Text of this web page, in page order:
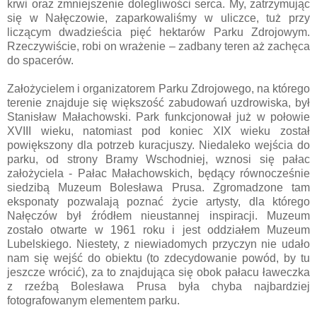
krwi oraz zmniejszenie dolegliwości serca. My, zatrzymując
się w Nałęczowie, zaparkowaliśmy w uliczce, tuż przy
liczącym dwadzieścia pięć hektarów Parku Zdrojowym.
Rzeczywiście, robi on wrażenie – zadbany teren aż zachęca
do spacerów.
Założycielem i organizatorem Parku Zdrojowego, na którego
terenie znajduje się większość zabudowań uzdrowiska, był
Stanisław Małachowski. Park funkcjonował już w połowie
XVIII wieku, natomiast pod koniec XIX wieku został
powiększony dla potrzeb kuracjuszy. Niedaleko wejścia do
parku, od strony Bramy Wschodniej, wznosi się pałac
założyciela - Pałac Małachowskich, będący równocześnie
siedzibą Muzeum Bolesława Prusa. Zgromadzone tam
eksponaty pozwalają poznać życie artysty, dla którego
Nałęczów był źródłem nieustannej inspiracji. Muzeum
zostało otwarte w 1961 roku i jest oddziałem Muzeum
Lubelskiego. Niestety, z niewiadomych przyczyn nie udało
nam się wejść do obiektu (to zdecydowanie powód, by tu
jeszcze wrócić), za to znajdująca się obok pałacu ławeczka
z rzeźbą Bolesława Prusa była chyba najbardziej
fotografowanym elementem parku.